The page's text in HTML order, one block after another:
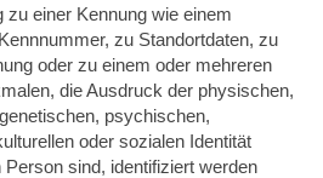
zu einer Kennung wie einem
zu Standortdaten, zu
oder zu einem oder mehreren
die Ausdruck der physischen,
psychischen,
oder sozialen Identität
sind, identifiziert werden